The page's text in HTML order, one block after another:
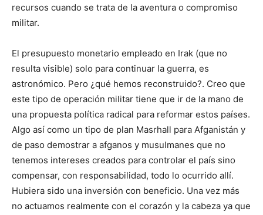
recursos cuando se trata de la aventura o compromiso
militar.
El presupuesto monetario empleado en Irak (que no
resulta visible) solo para continuar la guerra, es
astronómico. Pero ¿qué hemos reconstruido?. Creo que
este tipo de operación militar tiene que ir de la mano de
una propuesta política radical para reformar estos países.
Algo así como un tipo de plan Masrhall para Afganistán y
de paso demostrar a afganos y musulmanes que no
tenemos intereses creados para controlar el país sino
compensar, con responsabilidad, todo lo ocurrido allí.
Hubiera sido una inversión con beneficio. Una vez más
no actuamos realmente con el corazón y la cabeza ya que